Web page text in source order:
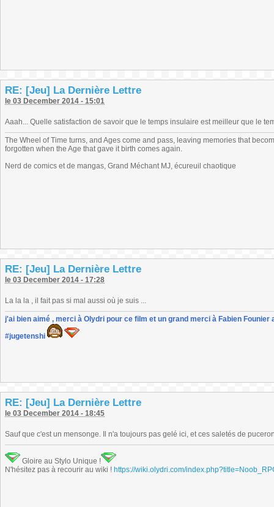
RE: [Jeu] La Dernière Lettre
le 03 December 2014 - 15:01
Aaah... Quelle satisfaction de savoir que le temps insulaire est meilleur que le
The Wheel of Time turns, and Ages come and pass, leaving memories that
forgotten when the Age that gave it birth comes again.
Nerd de comics et de mangas, Grand Méchant MJ, écureuil chaotique
RE: [Jeu] La Dernière Lettre
le 03 December 2014 - 17:28
La la la , il fait pas si mal aussi où je suis ...
j'ai bien aimé , merci à Olydri pour ce film et un grand merci à Fabien
#jugetenshi
RE: [Jeu] La Dernière Lettre
le 03 December 2014 - 18:45
Sauf que c'est un mensonge. Il n'a toujours pas gelé ici, et ces saletés de
Gloire au Stylo Unique !
N'hésitez pas à recourir au wiki ! https://wiki.olydri.com/